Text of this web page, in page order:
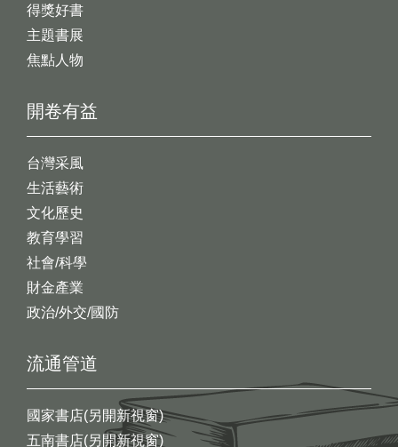
開卷有益
台灣采風
生活藝術
文化歷史
教育學習
社會/科學
財金產業
政治/外交/國防
得獎好書
主題書展
焦點人物
流通管道
國家書店(另開新視窗)
五南書店(另開新視窗)